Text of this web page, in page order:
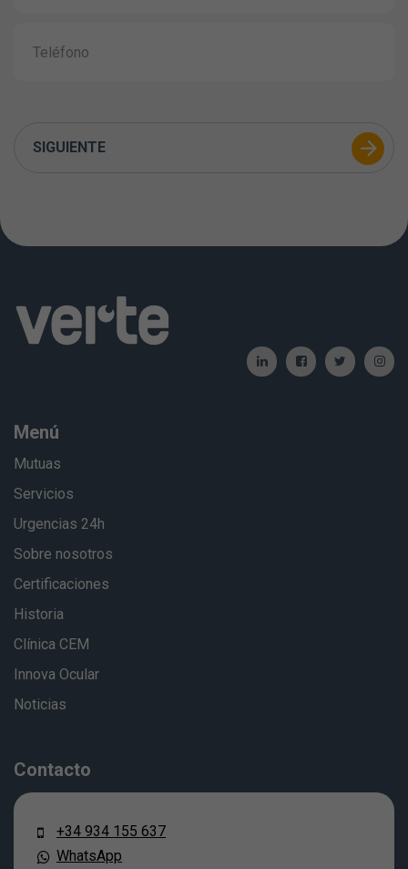
SIGUIENTE
Menú
Mutuas
Servicios
Urgencias 24h
Sobre nosotros
Certificaciones
Historia
Clínica CEM
Innova Ocular
Noticias
Contacto
+34 934 155 637
WhatsApp